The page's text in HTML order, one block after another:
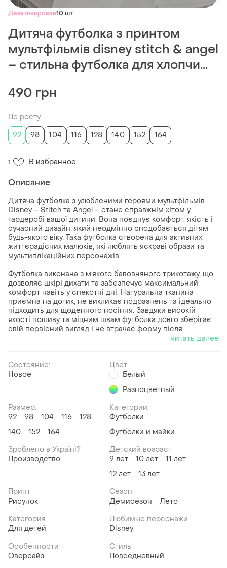
Деактивирован10 шт
Дитяча футболка з принтом
мультфільмів disney stitch & angel
– стильна футболка для хлопчи...
490 грн
По росту
92
98 104 116 128 140 152 164
1 В избранное
Описание
Дитяча футболка з улюбленими героями мультфільмів
Disney – Stitch та Angel – стане справжнім хітом у
гардеробі вашої дитини. Вона поєднує комфорт, якість і
сучасний дизайн, який неодмінно сподобається дітям
будь-якого віку. Така футболка створена для активних,
життєрадісних малюків, які люблять яскраві образи та
мультиплікаційних персонажів.
Футболка виконана з м’якого бавовняного трикотажу, що
дозволяє шкірі дихати та забезпечує максимальний
комфорт навіть у спекотні дні. Натуральна тканина
приємна на дотик, не викликає подразнень та ідеально
підходить для щоденного носіння. Завдяки високій
якості пошиву та міцним швам футболка довго зберігає
свій первісний вигляд і не втрачає форму після ...
читать далее
Состояние:
Новое
Цвет:
Белый
Разноцветный
Размер:
92
98 104 116
128
140
152 164
Категории:
Футболки
Футболки и майки
Зроблено в Україні?
Производство
Детский возраст
9 лет
10 лет
11 лет
12 лет
13 лет
Принт
Рисунок
Сезон
Демисезон
Лето
Категория
Для детей
Любимые персонажи
Disney
Особенности
Оверсайз
Стиль
Повседневный